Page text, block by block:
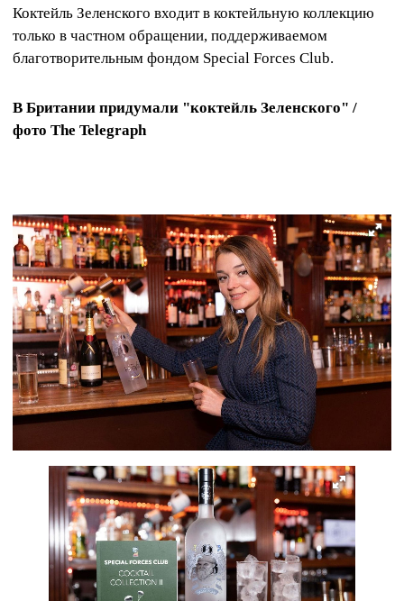
Коктейль Зеленского входит в коктейльную коллекцию
только в частном обращении, поддерживаемом
благотворительным фондом Special Forces Club.
В Британии придумали "коктейль Зеленского" /
фото The Telegraph